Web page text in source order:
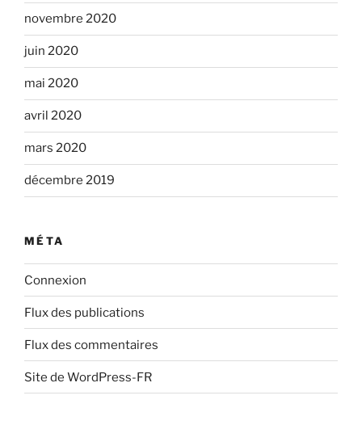
novembre 2020
juin 2020
mai 2020
avril 2020
mars 2020
décembre 2019
MÉTA
Connexion
Flux des publications
Flux des commentaires
Site de WordPress-FR